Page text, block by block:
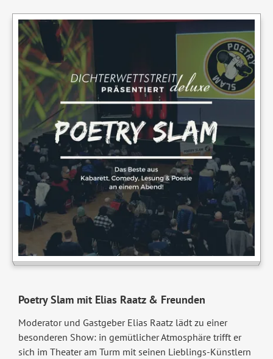
Poetry Slam mit Elias Raatz & Freunden
Moderator und Gastgeber Elias Raatz lädt zu einer
besonderen Show: in gemütlicher Atmosphäre trifft er
sich im Theater am Turm mit seinen Lieblings-Künstlern